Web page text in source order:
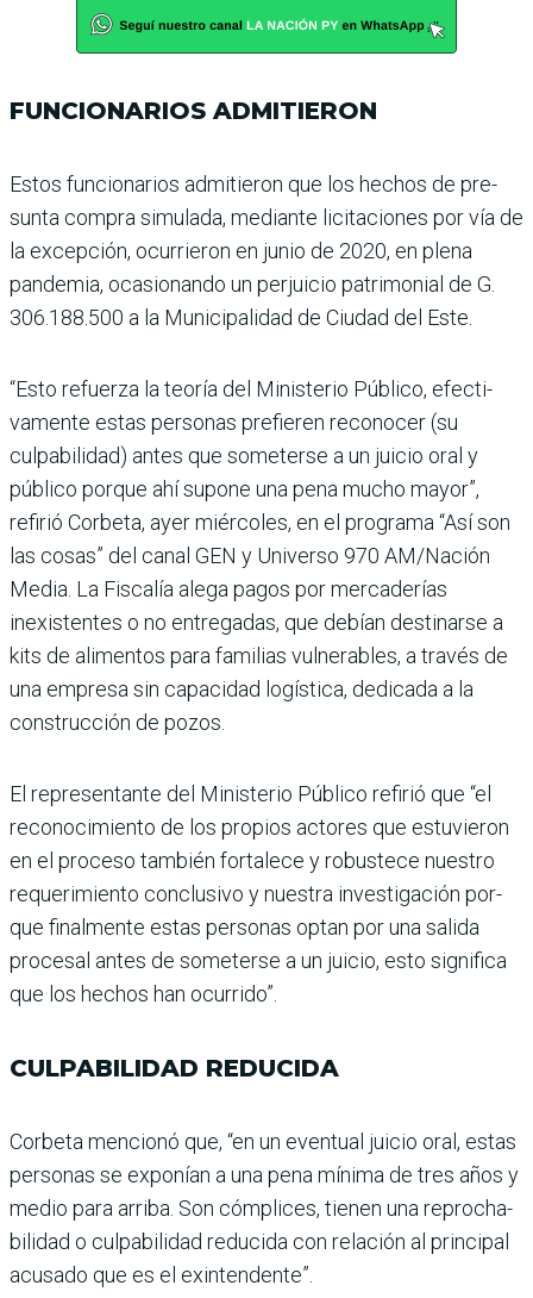
FUNCIONARIOS ADMITIERON
Estos funcionarios admitie­ron que los hechos de pre­
sunta compra simulada, mediante licitaciones por vía de
la excepción, ocu­rrieron en junio de 2020, en plena
pandemia, ocasio­nando un perjuicio patri­monial de G.
306.188.500 a la Municipalidad de Ciudad del Este.
“Esto refuerza la teoría del Ministerio Público, efecti­
vamente estas personas pre­fieren reconocer (su
culpabi­lidad) antes que someterse a un juicio oral y
público por­que ahí supone una pena mucho mayor”,
refirió Cor­beta, ayer miércoles, en el programa “Así son
las cosas” del canal GEN y Universo 970 AM/Nación
Media. La Fiscalía alega pagos por mercaderías
inexistentes o no entregadas, que debían destinarse a
kits de alimen­tos para familias vulnera­bles, a través de
una empresa sin capacidad logística, dedi­cada a la
construcción de pozos.
El representante del Minis­terio Público refirió que “el
reconocimiento de los pro­pios actores que estuvieron
en el proceso también for­talece y robustece nuestro
requerimiento conclusivo y nuestra investigación por­
que finalmente estas per­sonas optan por una salida
procesal antes de someterse a un juicio, esto significa
que los hechos han ocurrido”.
CULPABILIDAD REDUCIDA
Corbeta mencionó que, “en un eventual juicio oral, estas
personas se exponían a una pena mínima de tres años y
medio para arriba. Son cóm­plices, tienen una reprocha­
bilidad o culpabilidad redu­cida con relación al principal
acusado que es el exinten­dente”.